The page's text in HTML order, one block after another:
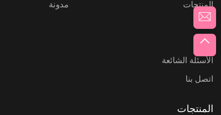
المنتجات
عنّا
أخبار
الأسئلة الشائعة
اتصل بنا
مدونة
المنتجات